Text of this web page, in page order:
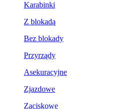
Karabinki
Z blokadą
Bez blokady
Przyrządy
Asekuracyjne
Zjazdowe
Zaciskowe